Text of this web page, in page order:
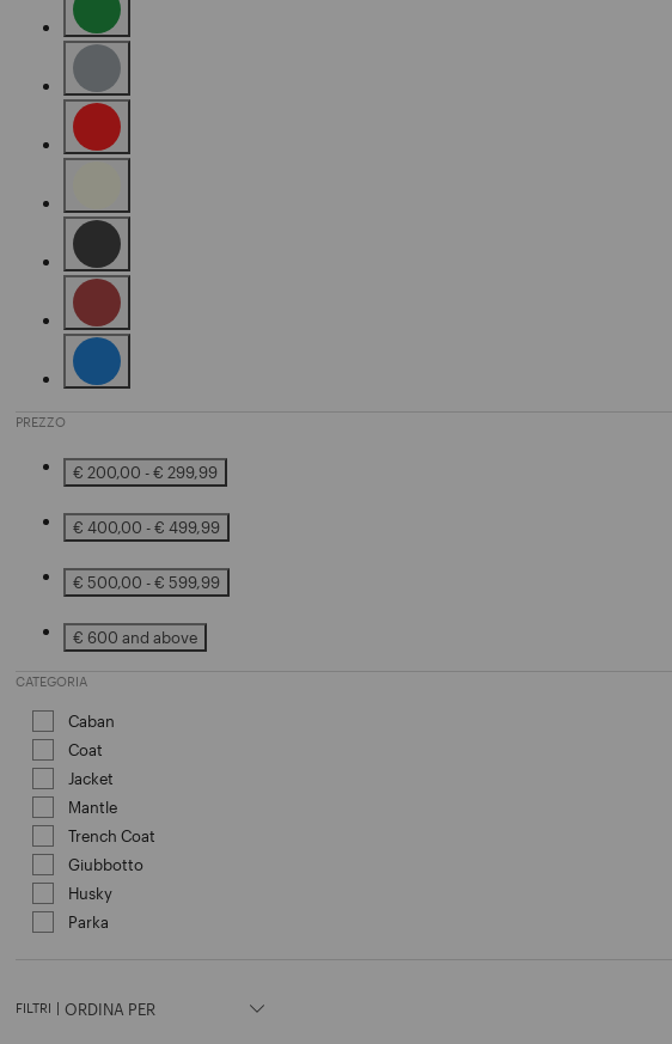
Affinamento in base a Colore: Green
Affinamento in base a Colore: Grey
Affinamento in base a Colore: Red
Affinamento in base a Colore: Beige
Affinamento in base a Colore: Black
Affinamento in base a Colore: Brown
PREZZO
€ 200,00 - € 299,99
Affinamento in base a Prezzo: € 200,00 - € 299,99
€ 400,00 - € 499,99
Affinamento in base a Prezzo: € 400,00 - € 499,99
€ 500,00 - € 599,99
Affinamento in base a Prezzo: € 500,00 - € 599,99
€ 600 and above
Affinamento in base a Prezzo: € 600 and above
CATEGORIA
Caban
Coat
Jacket
MantleAffinamento in base a Categoria: Mantle
Trench Coat
GiubbottoAffinamento in base a Categoria: Giubbotto
HuskyAffinamento in base a Categoria: Husky
Parka
FILTRI |